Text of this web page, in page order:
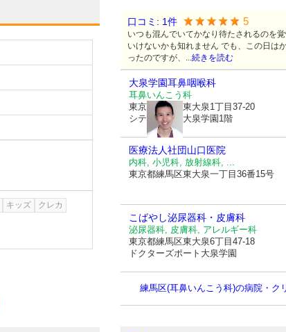
キッズ
クレカ
口コミ: 1件 5
いつも混んでいてかなり待たされるのを
いけないかも知れません でも、この日は
ったのですが、...続きを読む
大泉学園耳鼻咽喉科
耳鼻いんこう科
東京都練馬区 東大泉1丁目37-20
シティタワー大泉学園1階
医療法人社団山口医院
内科, 小児科, 放射線科, ...
東京都練馬区東大泉一丁目36番15号
こばやし泌尿器科・皮膚科
泌尿器科, 皮膚科, アレルギー科
東京都練馬区東大泉6丁目47-18
ドクターズポート大泉学園
練馬区(耳鼻いんこう科)の病院・ク